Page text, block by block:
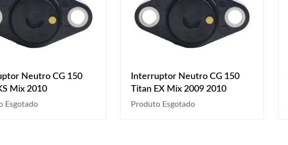
Neutro CG 150
Mix 2010
Esgotado
Interruptor Neutro CG 150
Titan EX Mix 2009 2010
Produto Esgotado